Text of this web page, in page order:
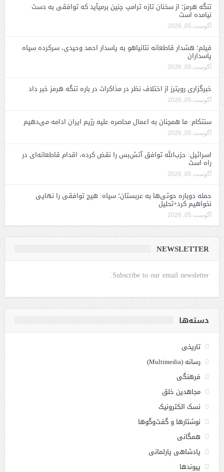
تنگه هرمز؛ از سخنان تازه ترامپ چنین برمیآید که توافقی به دست
نیامده است
آگوست 05, 2026
فیلم؛ هشدار قاطعانه نتانیاهو به پاسدار احمد وحیدی، سرکرده سپاه
پاسداران
آگوست 05, 2026
خبرگزاری رویترز از اختلاف نظر در مذاکرات در باره تنگه هرمز خبر داد
آگوست 05, 2026
سنتکام: ما همچنان به اعمال محاصره علیه رژیم ایران ادامه می‌دهیم
آگوست 05, 2026
اسرائیل: حزب‌الله توافق آتش‌بس را نقض کرده، اقدام قاطعانه‌ای در
راه است
آگوست 05, 2026
حمله دوباره حوثی‌ها به عربستان؛ سپاه: هیچ توافقی را نهایی
نخواهیم کرد+تحلیل
آگوست 05, 2026
NEWSLETTER
Subscribe to our email newsletter.
دسته‌ها
تاریخی
رسانه (Multimedia)
فرهنگی
مجاهدین خلق
نسک الکترونیک
نوشتارها و گفت‌وگوها
همگانی
پادشاهی پارلمانی
پیوندها